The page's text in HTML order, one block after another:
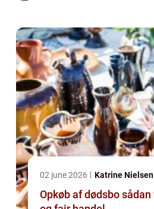
02 june 2026 Katrine Nielsen
Opkøb af dødsbo sådan foregår en tryg